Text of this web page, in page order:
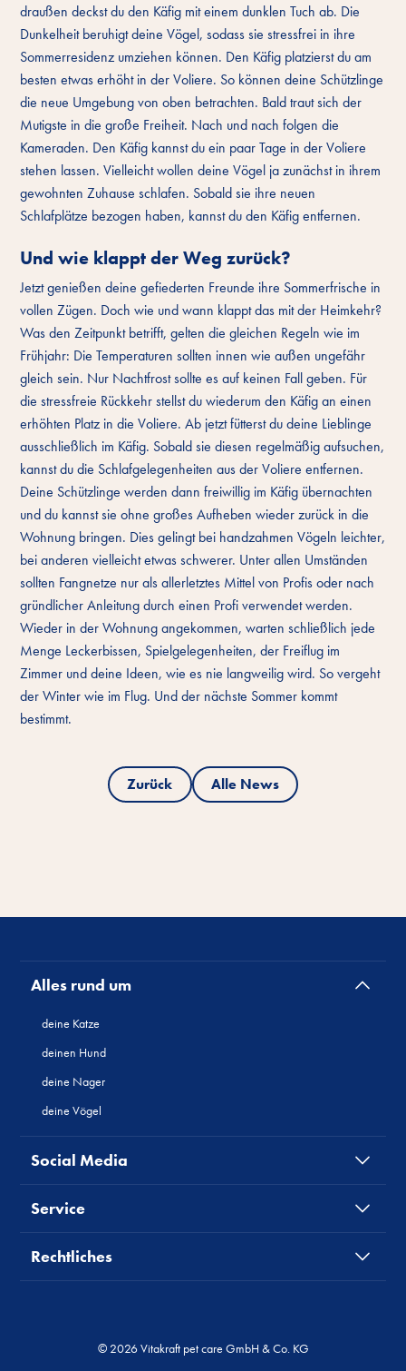
draußen deckst du den Käfig mit einem dunklen Tuch ab. Die
Dunkelheit beruhigt deine Vögel, sodass sie stressfrei in ihre
Sommerresidenz umziehen können. Den Käfig platzierst du am
besten etwas erhöht in der Voliere. So können deine Schützlinge
die neue Umgebung von oben betrachten. Bald traut sich der
Mutigste in die große Freiheit. Nach und nach folgen die
Kameraden. Den Käfig kannst du ein paar Tage in der Voliere
stehen lassen. Vielleicht wollen deine Vögel ja zunächst in ihrem
gewohnten Zuhause schlafen. Sobald sie ihre neuen
Schlafplätze bezogen haben, kannst du den Käfig entfernen.
Und wie klappt der Weg zurück?
Jetzt genießen deine gefiederten Freunde ihre Sommerfrische in
vollen Zügen. Doch wie und wann klappt das mit der Heimkehr?
Was den Zeitpunkt betrifft, gelten die gleichen Regeln wie im
Frühjahr: Die Temperaturen sollten innen wie außen ungefähr
gleich sein. Nur Nachtfrost sollte es auf keinen Fall geben. Für
die stressfreie Rückkehr stellst du wiederum den Käfig an einen
erhöhten Platz in die Voliere. Ab jetzt fütterst du deine Lieblinge
ausschließlich im Käfig. Sobald sie diesen regelmäßig aufsuchen,
kannst du die Schlafgelegenheiten aus der Voliere entfernen.
Deine Schützlinge werden dann freiwillig im Käfig übernachten
und du kannst sie ohne großes Aufheben wieder zurück in die
Wohnung bringen. Dies gelingt bei handzahmen Vögeln leichter,
bei anderen vielleicht etwas schwerer. Unter allen Umständen
sollten Fangnetze nur als allerletztes Mittel von Profis oder nach
gründlicher Anleitung durch einen Profi verwendet werden.
Wieder in der Wohnung angekommen, warten schließlich jede
Menge Leckerbissen, Spielgelegenheiten, der Freiflug im
Zimmer und deine Ideen, wie es nie langweilig wird. So vergeht
der Winter wie im Flug. Und der nächste Sommer kommt
bestimmt.
Zurück Alle News
Alles rund um
deine Katze
deinen Hund
deine Nager
deine Vögel
Social Media
Service
Rechtliches
© 2026 Vitakraft pet care GmbH & Co. KG